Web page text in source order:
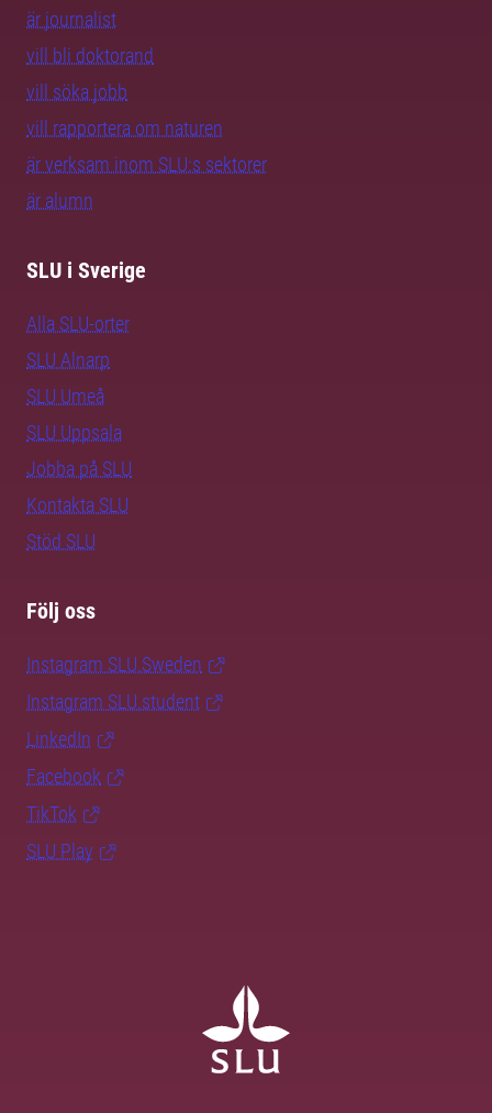
är journalist
vill bli doktorand
vill söka jobb
vill rapportera om naturen
är verksam inom SLU:s sektorer
är alumn
SLU i Sverige
Alla SLU-orter
SLU Alnarp
SLU Umeå
SLU Uppsala
Jobba på SLU
Kontakta SLU
Stöd SLU
Följ oss
Instagram SLU.Sweden
Instagram SLU.student
LinkedIn
Facebook
TikTok
SLU Play